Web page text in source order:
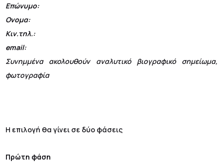
Επώνυμο:
Ονομα:
Κιν.τηλ.:
email:
Συνημμένα ακολουθούν αναλυτικό βιογραφικό σημείωμα,
φωτογραφία
Η επιλογή θα γίνει σε δύο φάσεις
Πρώτη φάση